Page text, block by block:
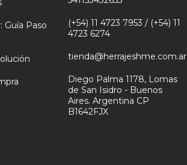
Guía Paso
(+54) 11 4723 7953 / (+54) 11
4723 6274
tienda@herrajeshme.com.ar
Diego Palma 1178, Lomas
de San Isidro - Buenos
Aires. Argentina CP
B1642FJX